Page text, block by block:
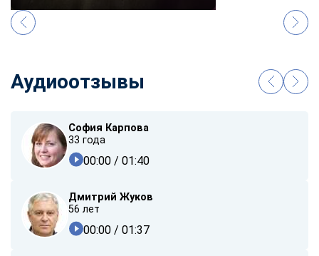
Аудиоотзывы
София Карпова
33 года
00:00 / 01:40
Дмитрий Жуков
56 лет
00:00 / 01:37